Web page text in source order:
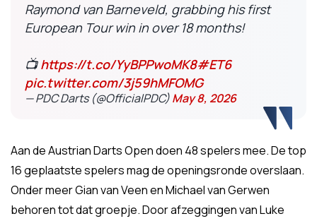
Raymond van Barneveld, grabbing his first
European Tour win in over 18 months!
📺https://t.co/YyBPPwoMK8#ET6
pic.twitter.com/3j59hMFOMG
— PDC Darts (@OfficialPDC)May 8, 2026
Aan de Austrian Darts Open doen 48 spelers mee. De top
16 geplaatste spelers mag de openingsronde overslaan.
Onder meer Gian van Veen en Michael van Gerwen
behoren tot dat groepje. Door afzeggingen van Luke